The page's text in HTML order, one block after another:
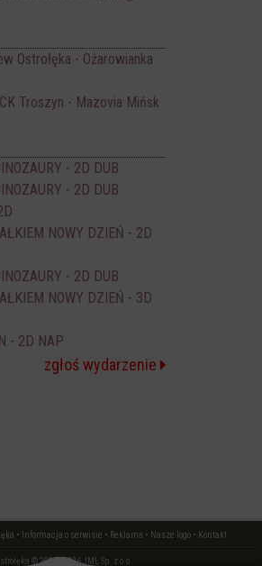
Ostrołęka - Ożarowianka
Troszyn - Mazovia Mińsk
- 2D DUB
- 2D DUB
NOWY DZIEŃ - 2D
- 2D DUB
NOWY DZIEŃ - 3D
- 2D NAP
zgłoś wydarzenie
• Informacja o serwisie • Reklama • Nasze logo• Kontakt
© 2006 - 2026 JML Sp. z o.o.